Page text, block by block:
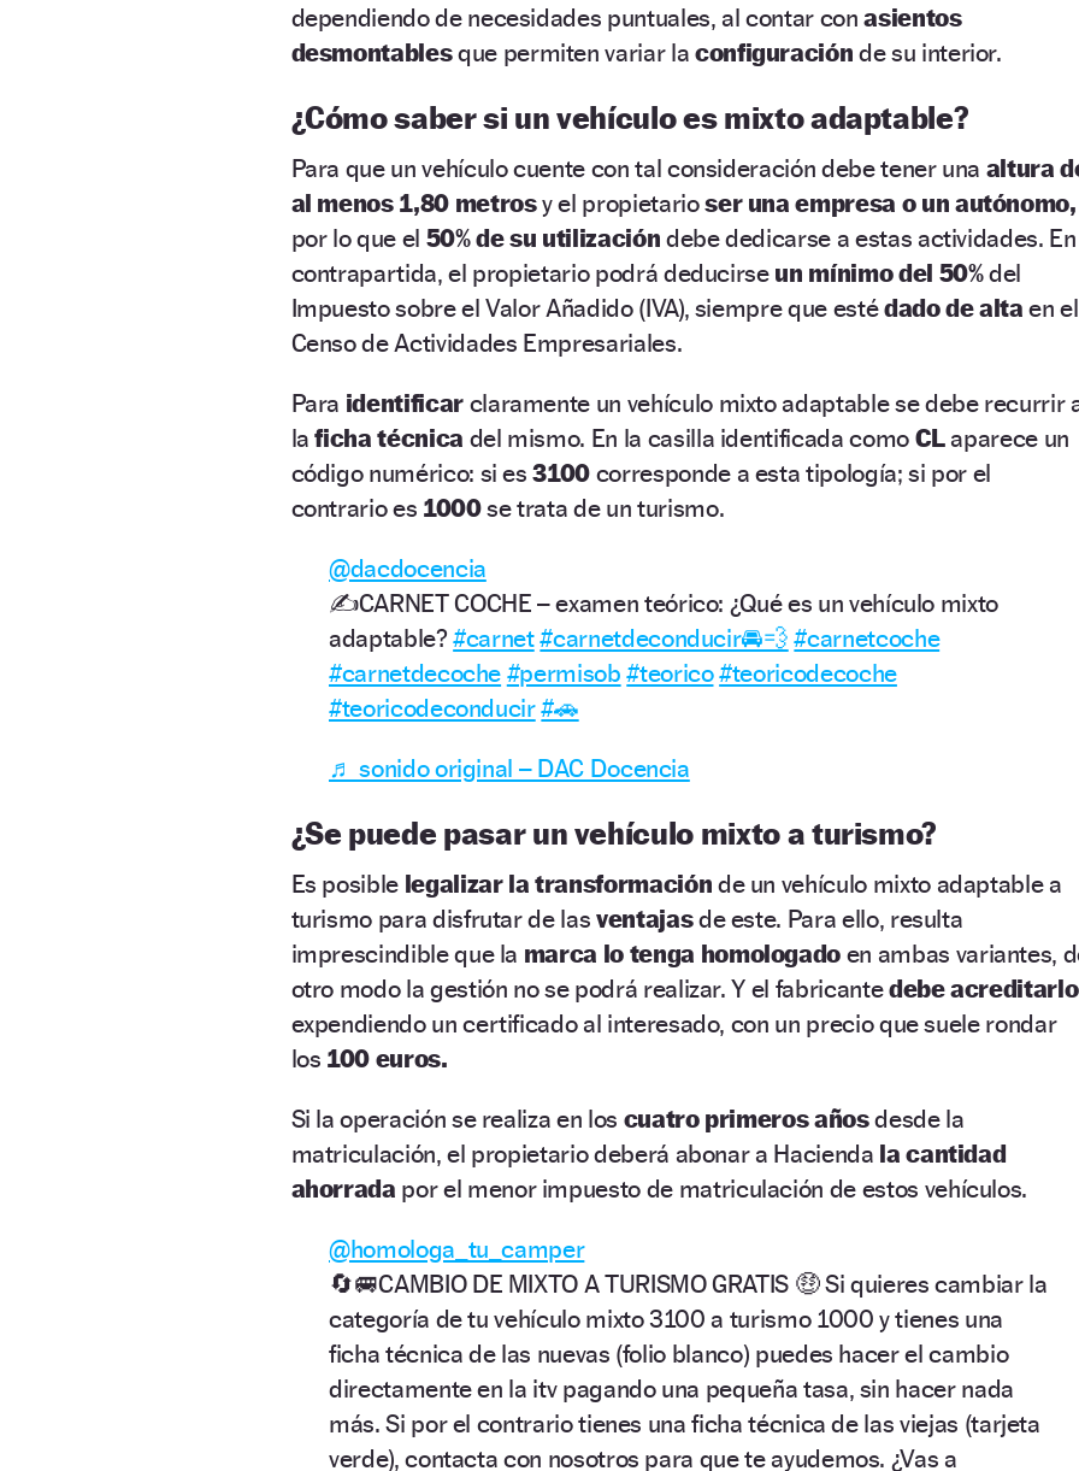
dependiendo de necesidades puntuales, al contar conasientos
desmontablesque permiten variar la configuraciónde su interior.
¿Cómo saber si un vehículo es mixto adaptable?
Para que un vehículo cuente con tal consideración debe tener una altura
al menos 1,80 metrosy el propietarioser una empresa o un autónomo,
por lo que el 50% de su utilización debe dedicarse a estas actividades. En
contrapartida, el propietario podrá deducirse un mínimo del 50%del
Impuesto sobre el Valor Añadido (IVA), siempre que estédado de altaen el
Censo de Actividades Empresariales.
Para identificar claramente un vehículo mixto adaptable se debe recurrir
laficha técnica del mismo. En la casilla identificada como CLaparece un
código numérico: si es3100 corresponde a esta tipología; si por el
contrario es 1000se trata de un turismo.
@dacdocencia
✍CARNET COCHE – examen teórico: ¿Qué es un vehículo mixto
adaptable?#carnet#carnetdeconducir🚘💨 #carnetcoche
#carnetdecoche #permisob #teorico#teoricodecoche
#teoricodeconducir#🚗
♬ sonido original – DAC Docencia
¿Se puede pasar un vehículo mixto a turismo?
Es posible legalizar la transformación de un vehículo mixto adaptable a
turismo para disfrutar de las ventajasde este. Para ello, resulta
imprescindible que la marca lo tenga homologado en ambas variantes,
otro modo la gestión no se podrá realizar. Y el fabricantedebe acreditarlo
expendiendo un certificado al interesado, con un precio que suele rondar
los 100 euros.
Si la operación se realiza en los cuatro primeros añosdesde la
matriculación, el propietario deberá abonar a Hacienda la cantidad
ahorrada por el menor impuesto de matriculación de estos vehículos.
@homologa_tu_camper
🔄🚐CAMBIO DE MIXTO A TURISMO GRATIS 🤑 Si quieres cambiar la
categoría de tu vehículo mixto 3100 a turismo 1000 y tienes una
ficha técnica de las nuevas (folio blanco) puedes hacer el cambio
directamente en la itv pagando una pequeña tasa, sin hacer nada
más. Si por el contrario tienes una ficha técnica de las viejas (tarjeta
verde), contacta con nosotros para que te ayudemos. ¿Vas a